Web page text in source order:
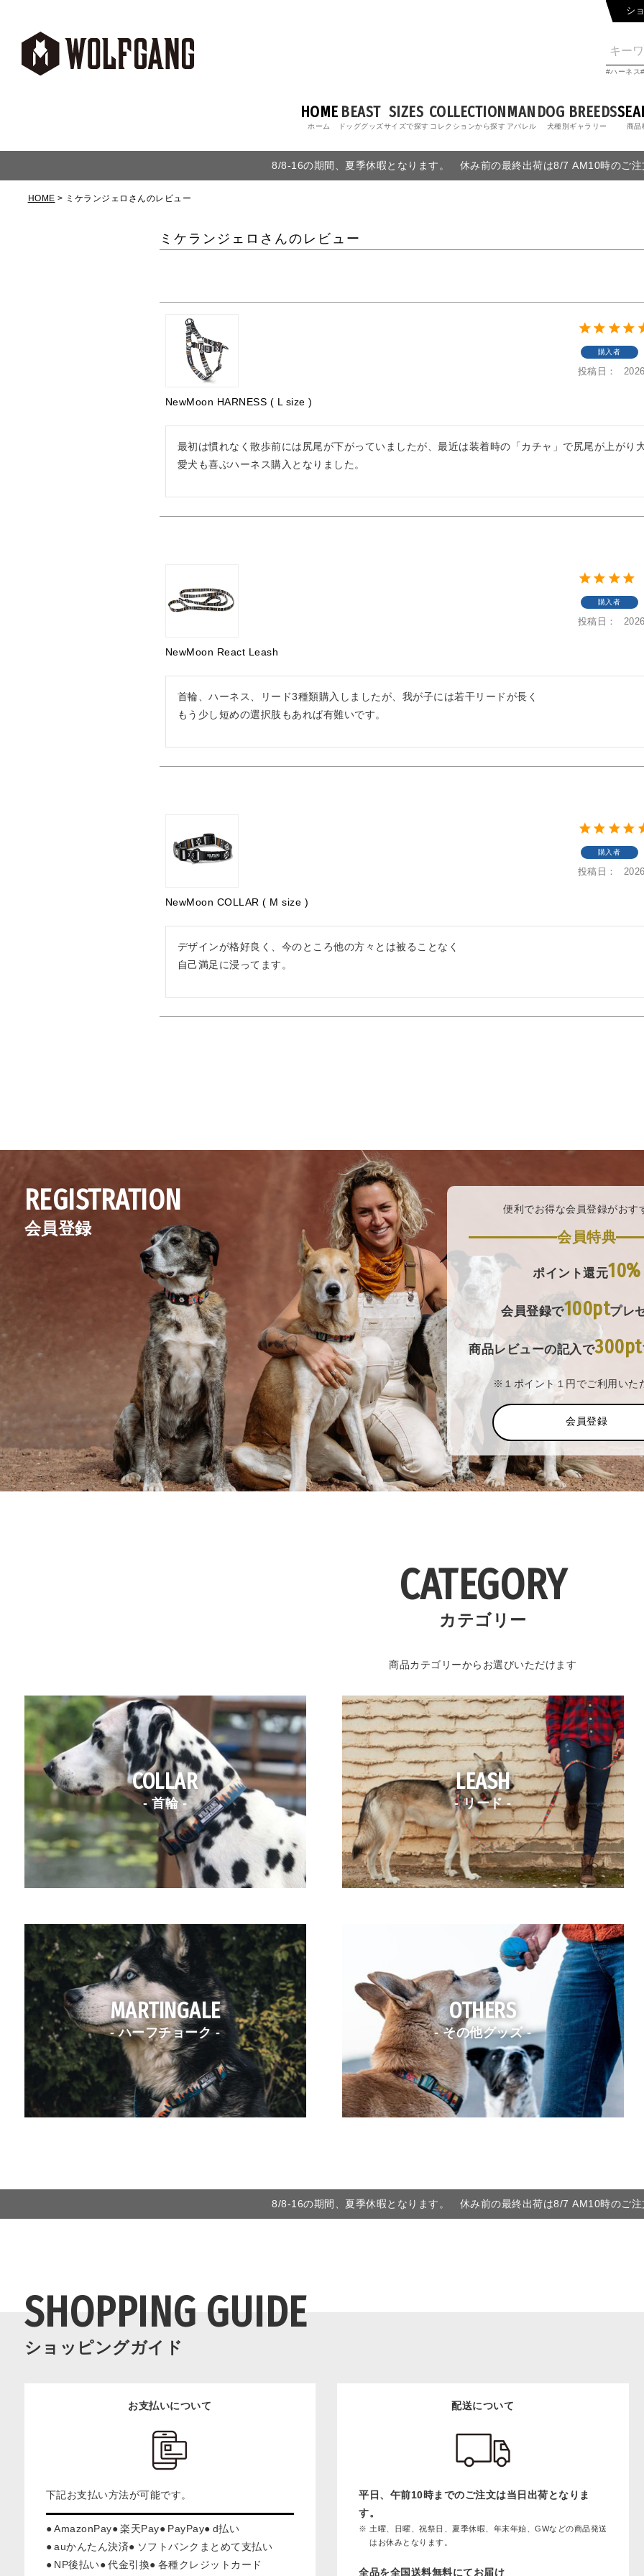
シ
ハーネス
HOME
ホーム
BEAST
ドッググッズ
SIZES
サイズで探す
COLLECTION
コレクションから探す
MAN
アパレル
DOG BREEDS
犬種別ギャラリー 商品
8/8-16の期間、夏季休暇となります。 休み前の最終出荷は8/7 AM10時のご注
HOME ミケランジェロさんのレビュー
ミケランジェロさんのレビュー
NewMoon HARNESS ( L size )
購入者
投稿日
最初は慣れなく散歩前には尻尾が下がっていましたが、最近は装着時の「カチャ」で尻尾が上がり
愛犬も喜ぶハーネス購入となりました。
NewMoon React Leash
購入者
投稿日
首輪、ハーネス、リード3種類購入しましたが、我が子には若干リードが長く
もう少し短めの選択肢もあれば有難いです。
NewMoon COLLAR ( M size )
購入者
投稿日
デザインが格好良く、今のところ他の方々とは被ることなく
自己満足に浸ってます。
REGISTRATION
会員登録
便利でお得な会員登録がおす
会員特典
ポイント還元10%
会員登録で100ptプレ
商品レビューの記入で300pt
※１ポイント１円でご利用いた
会員登録
CATEGORY
カテゴリー
商品カテゴリーからお選びいただけます
COLLAR
- 首輪 -
LEASH
- リード -
MARTINGALE
- ハーフチョーク -
OTHERS
- その他グッズ -
8/8-16の期間、夏季休暇となります。 休み前の最終出荷は8/7 AM10時のご注
SHOPPING GUIDE
ショッピングガイド
お支払いについて
下記お支払い方法が可能です。
AmazonPay 楽天Pay PayPay
d払い
auかんたん決済
ソフトバンクまとめて支払い
NP後払い
代金引換 各種クレジットカード
配送について
平日、午前10時までのご注文は当日出荷となりま
す。
土曜、日曜、祝祭日、夏季休暇、年末年始、GWなどの商品発送
はお休みとなります。
全品を全国送料無料にてお届け